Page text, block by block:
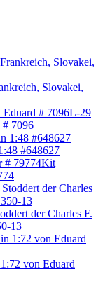
Slovakei,
L-29
7096
#648627
Kit
der Charles F.
13
von Eduard